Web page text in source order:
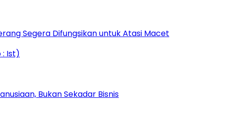
Segera Difungsikan untuk Atasi Macet
Bukan Sekadar Bisnis